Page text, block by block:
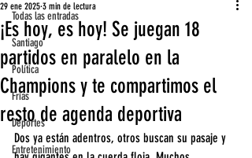
Todas las entradas
Santiago
Política
Frías
Deportes
Entretenimiento
¡Es hoy, es hoy! Se juegan 18
partidos en paralelo en la
Champions y te compartimos el
resto de agenda deportiva
29 ene 2025 3 min de lectura
Dos ya están adentros, otros buscan su pasaje y